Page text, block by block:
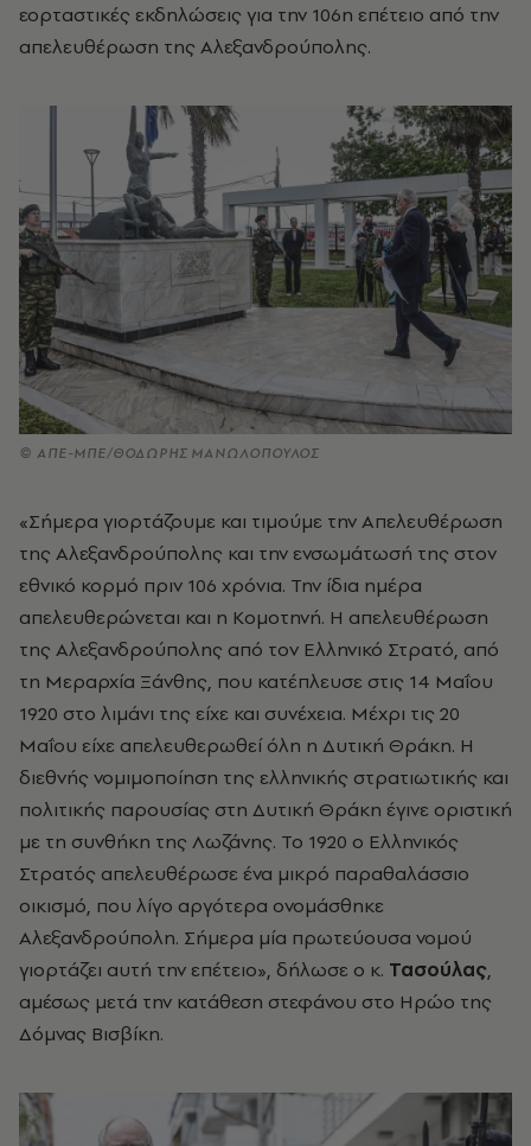
εορταστικές εκδηλώσεις για την 106η επέτειο από την
απελευθέρωση της Αλεξανδρούπολης.
© ΑΠΕ-ΜΠΕ/ΘΟΔΩΡΗΣ ΜΑΝΩΛΟΠΟΥΛΟΣ
«Σήμερα γιορτάζουμε και τιμούμε την Απελευθέρωση
της Αλεξανδρούπολης και την ενσωμάτωσή της στον
εθνικό κορμό πριν 106 χρόνια. Την ίδια ημέρα
απελευθερώνεται και η Κομοτηνή. Η απελευθέρωση
της Αλεξανδρούπολης από τον Ελληνικό Στρατό, από
τη Μεραρχία Ξάνθης, που κατέπλευσε στις 14 Μαΐου
1920 στο λιμάνι της είχε και συνέχεια. Μέχρι τις 20
Μαΐου είχε απελευθερωθεί όλη η Δυτική Θράκη. Η
διεθνής νομιμοποίηση της ελληνικής στρατιωτικής και
πολιτικής παρουσίας στη Δυτική Θράκη έγινε οριστική
με τη συνθήκη της Λωζάνης. Το 1920 ο Ελληνικός
Στρατός απελευθέρωσε ένα μικρό παραθαλάσσιο
οικισμό, που λίγο αργότερα ονομάσθηκε
Αλεξανδρούπολη. Σήμερα μία πρωτεύουσα νομού
γιορτάζει αυτή την επέτειο», δήλωσε ο κ. Τασούλας,
αμέσως μετά την κατάθεση στεφάνου στο Ηρώο της
Δόμνας Βισβίκη.